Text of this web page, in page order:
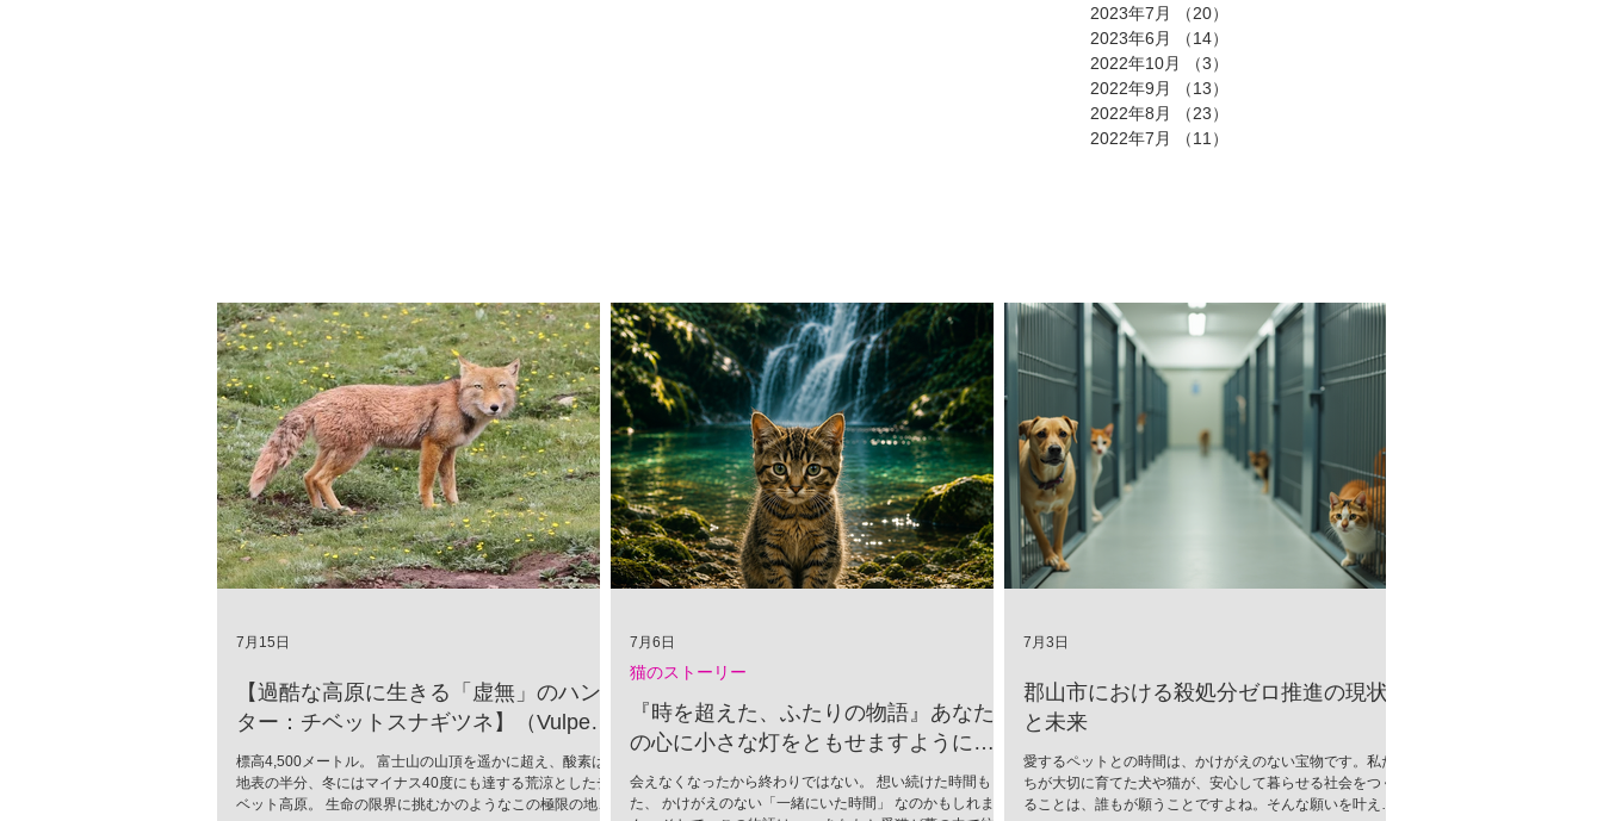
2023年7月
（20）
2023年6月
（14）
2022年10月
（3）
2022年9月
（13）
2022年8月
（23）
2022年7月
（11）
【過酷な高原に生きる「虚無」のハン
ター：チベットスナギツネ】（Vulpes
ferrilata）
標高4,500メートル。 富士山の山頂を遥かに超え、酸素は
地表の半分、冬にはマイナス40度にも達する荒涼としたチ
ベット高原。 生命の限界に挑むかのようなこの極限の地
7月15日
『時を超えた、ふたりの物語』あなた
の心に小さな灯をともせますように。
Time began to flow again
会えなくなったから終わりではない。 想い続けた時間もま
た、 かけがえのない「一緒にいた時間」 なのかもしれませ
猫のストーリー
7月6日
郡山市における殺処分ゼロ推進の現状
と未来
愛するペットとの時間は、かけがえのない宝物です。私た
ちが大切に育てた犬や猫が、安心して暮らせる社会をつく
ることは、誰もが願うことですよね。そんな願いを叶える
7月3日